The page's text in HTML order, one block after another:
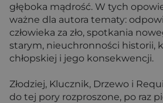
głęboka mądrość. W tych
ważne dla autora tematy:
człowieka za zło, spotkania
starym, nieuchronności historii,
chłopskiej i jego konsekwencji.
Złodziej, Klucznik, Drzewo i
do tej pory rozproszone, po raz